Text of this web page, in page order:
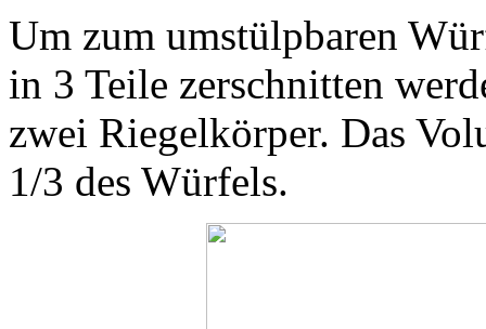
Um zum umstülpbaren
in 3 Teile zerschnitten
zwei Riegelkörper. Das
1/3 des Würfels.